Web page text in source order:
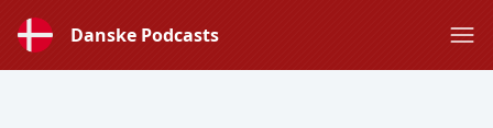
Danske Podcasts